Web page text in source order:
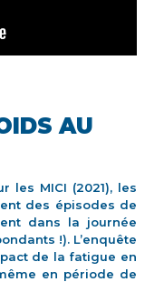
AU
les MICI (2021), les
des épisodes de
dans la journée
!). L’enquête
de la fatigue en
en période de